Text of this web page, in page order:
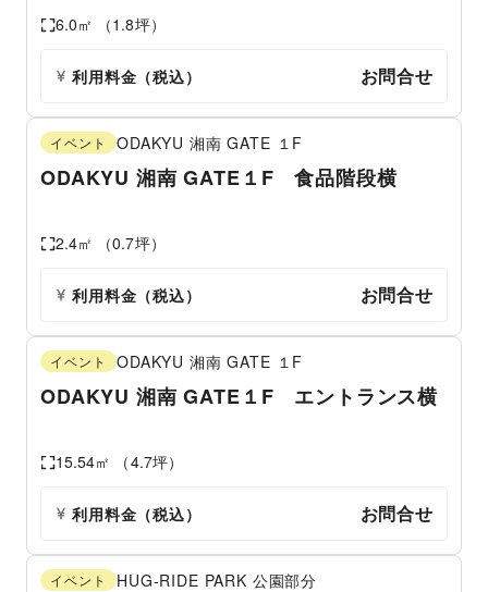
6.0㎡ （1.8坪）
利用料金（税込） お問合せ
イベント ODAKYU 湘南 GATE １F
ODAKYU 湘南 GATE１F 食品階段横
2.4㎡ （0.7坪）
利用料金（税込） お問合せ
イベント ODAKYU 湘南 GATE １F
ODAKYU 湘南 GATE１F エントランス横
15.54㎡ （4.7坪）
利用料金（税込） お問合せ
イベント HUG-RIDE PARK 公園部分